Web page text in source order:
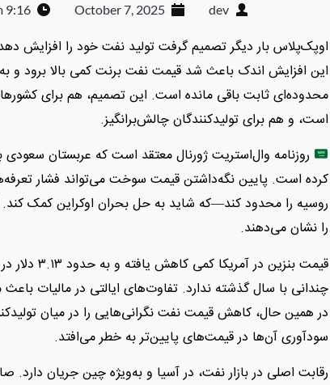
dev
October 7, 2025
9:16 am
محدوده‌ای ثابت باقی مانده است. این تصمیم، هم برای
است، و هم برای تولیدکنندگان چالش‌برانگیز.
روزنامه وال‌استریت ژورنال معتقد است که عربستان
کرده است. پایین نگه‌داشتن قیمت سوخت می‌تواند فشار
روسیه را محدود کند—که شاید به حل بحران اوکراین کمک کند.
را نشان می‌دهند.
قیمت بنزین در
چندانی با سال گذشته ندارد. تفاوت‌های ایالتی در مالیات
در همین حال، کاهش قیمت نفت نگرانی‌هایی را در میان
سودآوری آن‌ها در قیمت‌های پایین‌تر به خطر می‌افتد.
رقابت اصلی در بازار نفت، در آسیا و به‌ویژه چین جریان